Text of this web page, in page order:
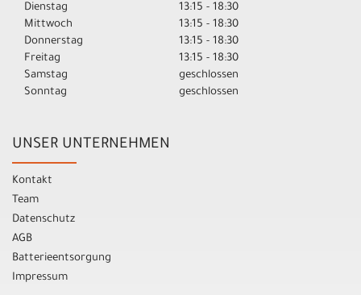
Dienstag
13:15 - 18:30
Mittwoch
13:15 - 18:30
Donnerstag
13:15 - 18:30
Freitag
13:15 - 18:30
Samstag
geschlossen
Sonntag
geschlossen
UNSER UNTERNEHMEN
Kontakt
Team
Datenschutz
AGB
Batterieentsorgung
Impressum